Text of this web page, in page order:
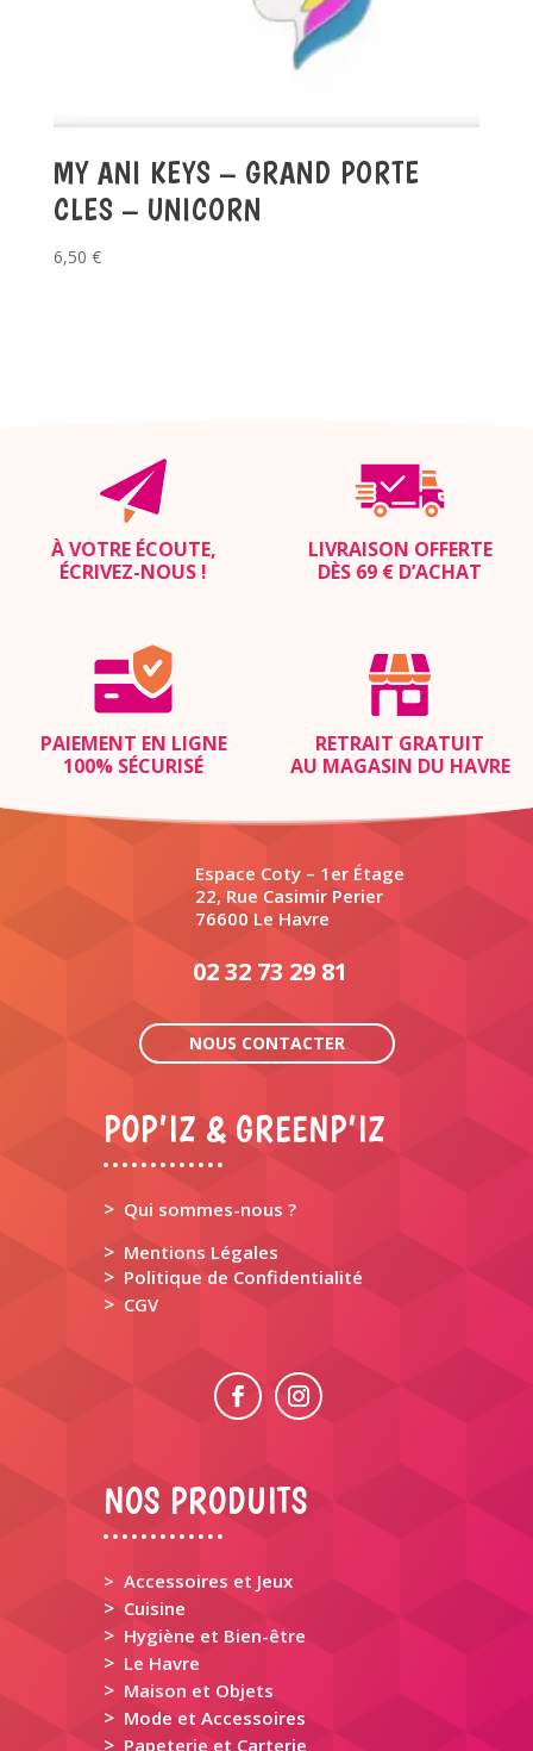
MY ANI KEYS – GRAND PORTE
CLES – UNICORN
6,50 €
À VOTRE ÉCOUTE,
ÉCRIVEZ-NOUS !
LIVRAISON OFFERTE
DÈS 69 € D’ACHAT
PAIEMENT EN LIGNE
100% SÉCURISÉ
RETRAIT GRATUIT
AU MAGASIN DU HAVRE
Espace Coty – 1er Étage
22, Rue Casimir Perier
76600 Le Havre
02 32 73 29 81
NOUS CONTACTER
POP’IZ & GREENP’IZ
> Qui sommes-nous ?
> Mentions Légales
> Politique de Confidentialité
> CGV
NOS PRODUITS
> Accessoires et Jeux
> Cuisine
> Hygiène et Bien-être
> Le Havre
> Maison et Objets
> Mode et Accessoires
> Papeterie et Carterie